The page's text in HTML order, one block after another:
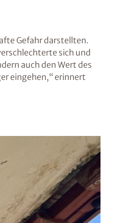
Gefahr darstellten.
sich und
auch den Wert des
eingehen,“ erinnert